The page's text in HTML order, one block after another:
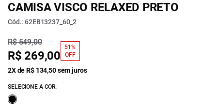
CAMISA VISCO RELAXED PRETO
Cód.: 62EB13237_60_2
R$ 549,00
R$ 269,00
51%
OFF
2X de R$ 134,50 sem juros
SELECIONE A COR: